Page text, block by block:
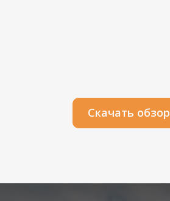
Скачать обзор